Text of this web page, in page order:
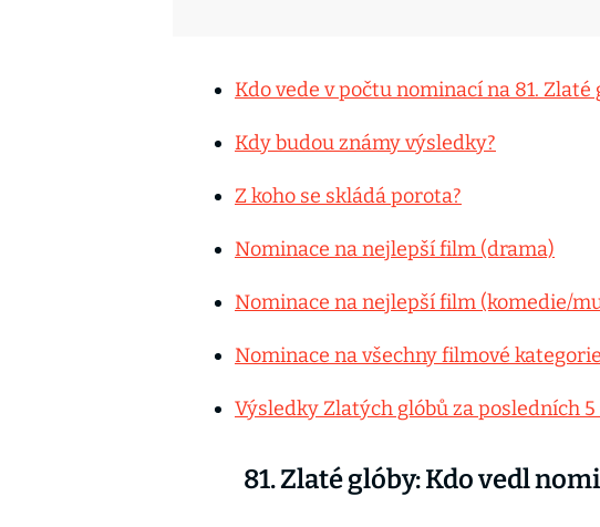
Kdo vede v počtu nominací na 81. Zlaté
Kdy budou známy výsledky?
Z koho se skládá porota?
Nominace na nejlepší film (drama)
Nominace na nejlepší film (komedie/
Nominace na všechny filmové kategorie
Výsledky Zlatých glóbů za posledních
81. Zlaté glóby: Kdo vedl